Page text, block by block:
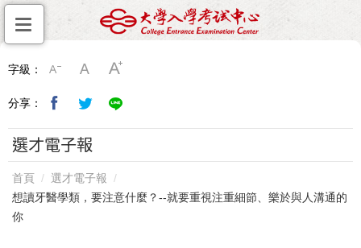
字級：
分享：
選才電子報
首頁
選才電子報
想讀牙醫學類，要注意什麼？--就要重視注重細節、樂於與人溝通的
你